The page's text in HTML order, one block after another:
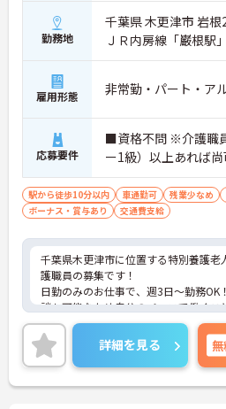
勤務地
千葉県 木更津市 岩
ＪＲ内房線「巌根駅
雇用形態 非常勤・パート・ア
応募要件
■資格不問 ※介護職
ー1級）以上あれば尚
駅から徒歩10分以内 車通勤可 残業少なめ
ボーナス・賞与あり
交通費支給
千葉県木更津市に位置する特別養護老
護職員の募集です！
日勤のみのお仕事で、週3日～勤務OK
談も可能なため自分のペースで働くこ
◎最寄り駅から徒歩圏内のため通勤
ーでの通勤もOK！昇給や賞与制度が
評価されてしっかりと還元されます。
もあり、経験に関わらず安心してスタ
す。
詳細を見る